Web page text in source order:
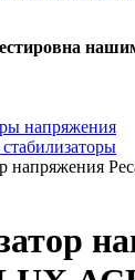
напряжения
напряжения